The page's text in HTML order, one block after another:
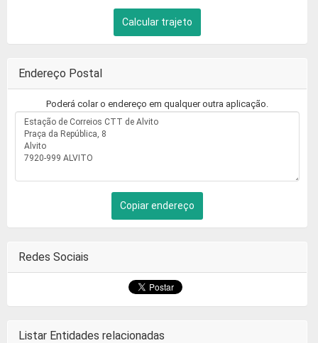
Calcular trajeto
Endereço Postal
Poderá colar o endereço em qualquer outra aplicação.
Copiar endereço
Redes Sociais
Listar Entidades relacionadas